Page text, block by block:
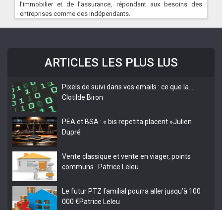
l’immobilier et de l’assurance, répondant aux besoins des
entreprises comme des indépendants.
ARTICLES LES PLUS LUS
Pixels de suivi dans vos emails : ce que la…
Clotilde Biron
PEA et BSA : « bis repetita placent »Julien
Dupré
Vente classique et vente en viager, points
communs…
Patrice Leleu
Le futur PTZ familial pourra aller jusqu’à 100
000 €Patrice Leleu